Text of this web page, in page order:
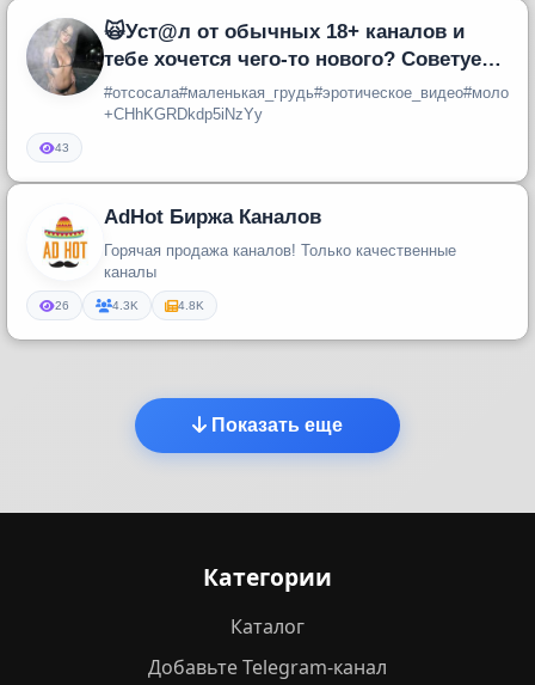
🙀Уст@л от обычных 18+ каналов и
тебе хочется чего-то нового? Советуем
тебе переместится в наш телегр
+CHhKGRDkdp5iNzYy
43
AdHot Биржа Каналов
Горячая продажа каналов! Только качественные
каналы
26 4.3K 4.8K
Показать еще
Категории
Каталог
Добавьте Telegram-канал